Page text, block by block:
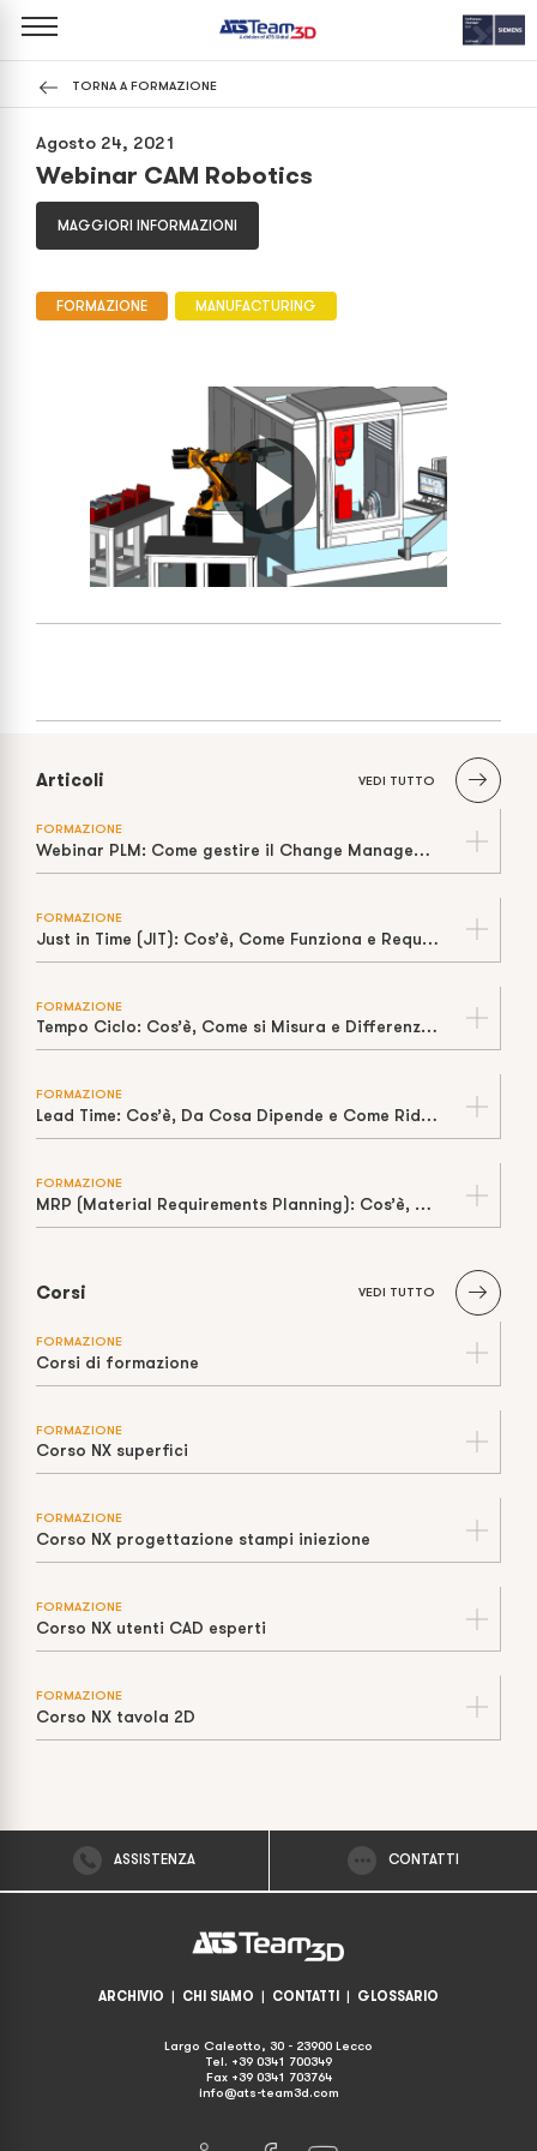
TORNA A FORMAZIONE
Agosto 24, 2021
Webinar CAM Robotics
MAGGIORI INFORMAZIONI
FORMAZIONE MANUFACTURING
Articoli VEDI TUTTO
FORMAZIONE
Webinar PLM: Come gestire il Change Management
FORMAZIONE
Just in Time (JIT): Cos’è, Come Funziona e Requisiti per Applicarlo Davvero
FORMAZIONE
Tempo Ciclo: Cos’è, Come si Misura e Differenza con Takt Time
FORMAZIONE
Lead Time: Cos’è, Da Cosa Dipende e Come Ridurlo in Produzione
FORMAZIONE
MRP (Material Requirements Planning): Cos’è, Come Funziona e Limiti della “Capacità Infinita”
Corsi VEDI TUTTO
FORMAZIONE
Corsi di formazione
FORMAZIONE
Corso NX superfici
FORMAZIONE
Corso NX progettazione stampi iniezione
FORMAZIONE
Corso NX utenti CAD esperti
FORMAZIONE
Corso NX tavola 2D
ASSISTENZA CONTATTI
ARCHIVIO | CHI SIAMO | CONTATTI | GLOSSARIO
Largo Caleotto, 30 - 23900 Lecco
Tel. +39 0341 700349
Fax +39 0341 703764
info@ats-team3d.com